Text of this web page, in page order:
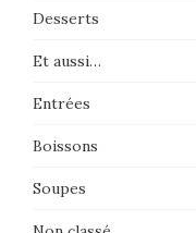
Desserts
Et aussi…
Entrées
Boissons
Soupes